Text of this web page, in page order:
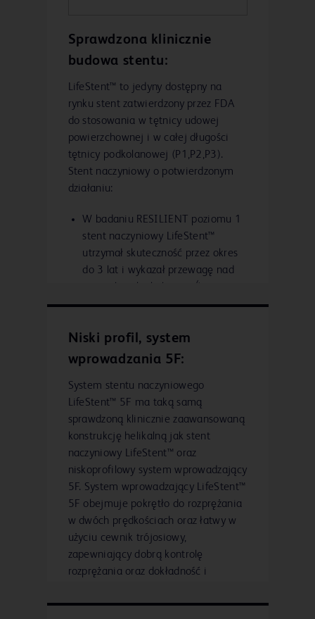
Sprawdzona klinicznie
budowa stentu:
LifeStent™ to jedyny dostępny na
rynku stent zatwierdzony przez FDA
do stosowania w tętnicy udowej
powierzchownej i w całej długości
tętnicy podkolanowej (P1,P2,P3).
Stent naczyniowy o potwierdzonym
działaniu:
W badaniu RESILIENT poziomu 1
stent naczyniowy LifeStent™
utrzymał skuteczność przez okres
do 3 lat i wykazał przewagę nad
4
W zainicjowanym przez badacza
dotyczącym leczenia tętnicy
podkolanowej, stent naczyniowy
podwojenie wskaźnika zasadniczej
drożności po PTA w okresie do
dwóch lat5
W ocenie klinicznej leczenia
długich zmian stent naczyniowy
LifeStent™ dał wysokie wskaźniki
zasadniczej drożności po 12
miesiącach w zakresie zmian
do 240 mm6
Systemy stentów naczyniowych
LifeStent™ w różnych rozmiarach
zostały ocenione w ponad dziesięciu
7
Niski profil, system
wprowadzania 5F:
System stentu naczyniowego
LifeStent™ 5F ma taką samą
sprawdzoną klinicznie zaawansowaną
konstrukcję helikalną jak stent
naczyniowy LifeStent™ oraz
niskoprofilowy system wprowadzający
5F. System wprowadzający LifeStent™
5F obejmuje pokrętło do rozprężania
w dwóch prędkościach oraz łatwy w
użyciu cewnik trójosiowy,
zapewniający dobrą kontrolę
rozprężania oraz dokładność i